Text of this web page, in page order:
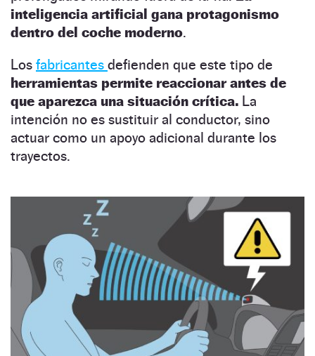
inteligencia artificial gana protagonismo
dentro del coche moderno.
Los fabricantes defienden que este tipo de
herramientas permite reaccionar antes de
que aparezca una situación crítica. La
intención no es sustituir al conductor, sino
actuar como un apoyo adicional durante los
trayectos.